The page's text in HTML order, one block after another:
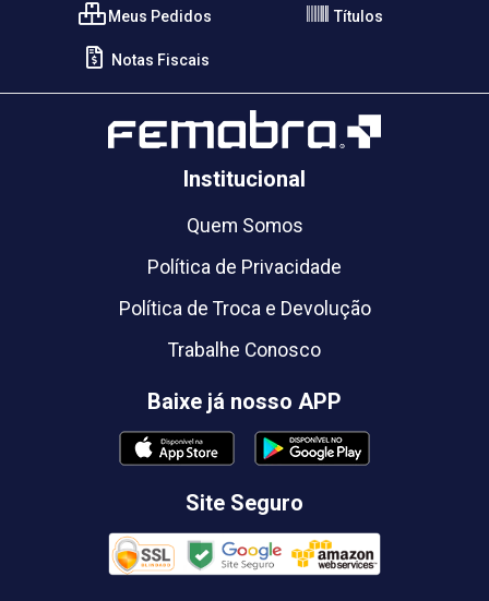
Meus Pedidos Títulos
Notas Fiscais
Institucional
Quem Somos
Política de Privacidade
Política de Troca e Devolução
Trabalhe Conosco
Baixe já nosso APP
Site Seguro